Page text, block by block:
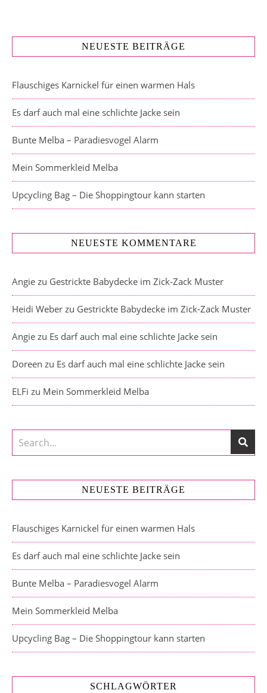
NEUESTE BEITRÄGE
Flauschiges Karnickel für einen warmen Hals
Es darf auch mal eine schlichte Jacke sein
Bunte Melba – Paradiesvogel Alarm
Mein Sommerkleid Melba
Upcycling Bag – Die Shoppingtour kann starten
NEUESTE KOMMENTARE
Angie zu Gestrickte Babydecke im Zick-Zack Muster
Heidi Weber zu Gestrickte Babydecke im Zick-Zack Muster
Angie zu Es darf auch mal eine schlichte Jacke sein
Doreen zu Es darf auch mal eine schlichte Jacke sein
ELFi zu Mein Sommerkleid Melba
NEUESTE BEITRÄGE
Flauschiges Karnickel für einen warmen Hals
Es darf auch mal eine schlichte Jacke sein
Bunte Melba – Paradiesvogel Alarm
Mein Sommerkleid Melba
Upcycling Bag – Die Shoppingtour kann starten
SCHLAGWÖRTER